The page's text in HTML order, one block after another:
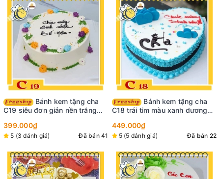
Bánh kem tặng cha
C19 siêu đơn giản nền trắng
kiểu Hàn Quốc
399.000₫
5 (3 đánh giá) Đã bán 41
C18 trái tim màu xanh dương
và chữ Cha thư pháp đẹp
449.000₫
5 (5 đánh giá) Đã bán 22